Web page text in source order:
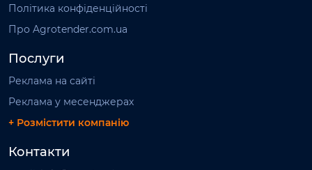
Політика конфіденційності
Про Agrotender.com.ua
Послуги
Реклама на сайті
Реклама у месенджерах
+ Розмістити компанію
Контакти